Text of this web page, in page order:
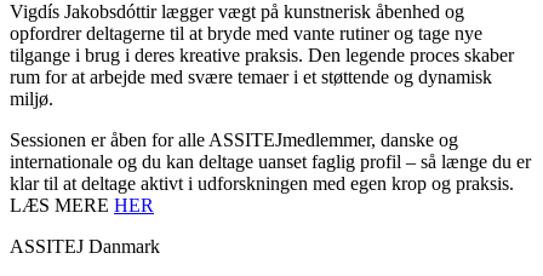
Vigdís Jakobsdóttir lægger vægt på kunstnerisk åbenhed og
opfordrer deltagerne til at bryde med vante rutiner og tage nye
tilgange i brug i deres kreative praksis. Den legende proces skaber
rum for at arbejde med svære temaer i et støttende og dynamisk
miljø.
Sessionen er åben for alle ASSITEJmedlemmer, danske og
internationale og du kan deltage uanset faglig profil – så længe du er
klar til at deltage aktivt i udforskningen med egen krop og praksis.
LÆS MERE HER
ASSITEJ Danmark